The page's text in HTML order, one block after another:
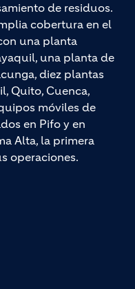
de residuos.
cobertura en el
una planta
una planta de
diez plantas
Quito, Cuenca,
móviles de
en Pifo y en
Alta, la primera
operaciones.